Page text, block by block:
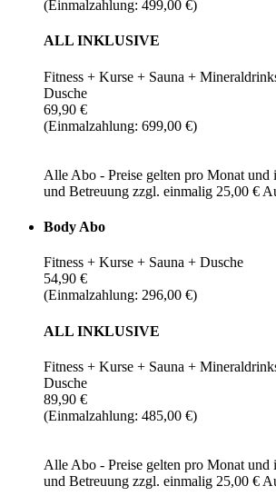
(Einmalzahlung: 499,00 €)
ALL INKLUSIVE
Fitness + Kurse + Sauna +
Dusche
69,90 €
(Einmalzahlung: 699,00 €)
Alle Abo - Preise gelten pro Monat und
und Betreuung zzgl. einmalig 25,00 €
Body Abo
Fitness + Kurse + Sauna + Dusche
54,90 €
(Einmalzahlung: 296,00 €)
ALL INKLUSIVE
Fitness + Kurse + Sauna +
Dusche
89,90 €
(Einmalzahlung: 485,00 €)
Alle Abo - Preise gelten pro Monat und
und Betreuung zzgl. einmalig 25,00 €